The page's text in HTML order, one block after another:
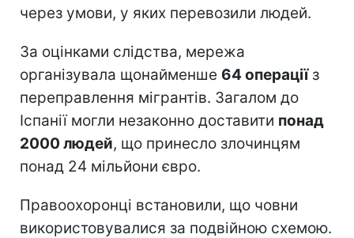
через умови, у яких перевозили людей.
За оцінками слідства, мережа
організувала щонайменше 64 операціїз
переправлення мігрантів. Загалом до
Іспанії могли незаконно доставити понад
2000 людей, що принесло злочинцям
понад 24 мільйони євро.
Правоохоронці встановили, що човни
використовувалися за подвійною схемою.